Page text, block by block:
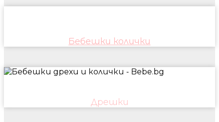
Бебешки колички
Дрешки